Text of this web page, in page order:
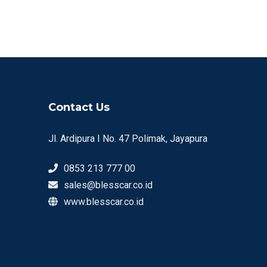
Contact Us
Jl. Ardipura I No. 47 Polimak, Jayapura
0853 213 777 00
sales@blesscar.co.id
www.blesscar.co.id